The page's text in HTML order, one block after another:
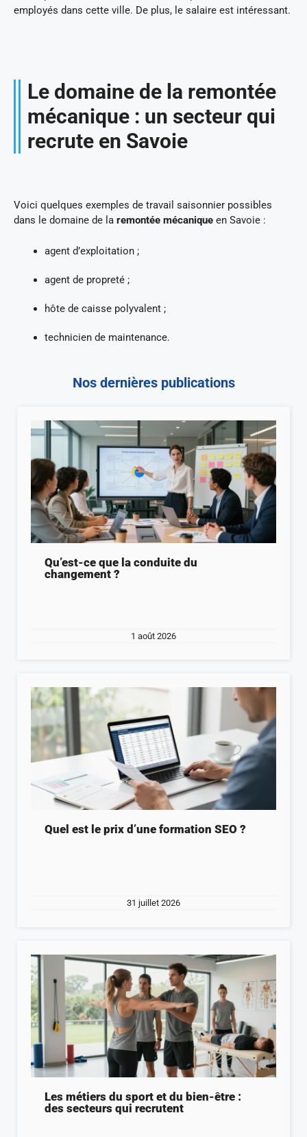
employés dans cette ville. De plus, le salaire est intéressant.
Le domaine de la remontée
mécanique : un secteur qui
recrute en Savoie
Voici quelques exemples de travail saisonnier possibles
dans le domaine de la remontée mécanique en Savoie :
agent d’exploitation ;
agent de propreté ;
hôte de caisse polyvalent ;
technicien de maintenance.
Nos dernières publications
Qu’est-ce que la conduite du
changement ?
1 août 2026
Quel est le prix d’une formation SEO ?
31 juillet 2026
Les métiers du sport et du bien-être :
des secteurs qui recrutent